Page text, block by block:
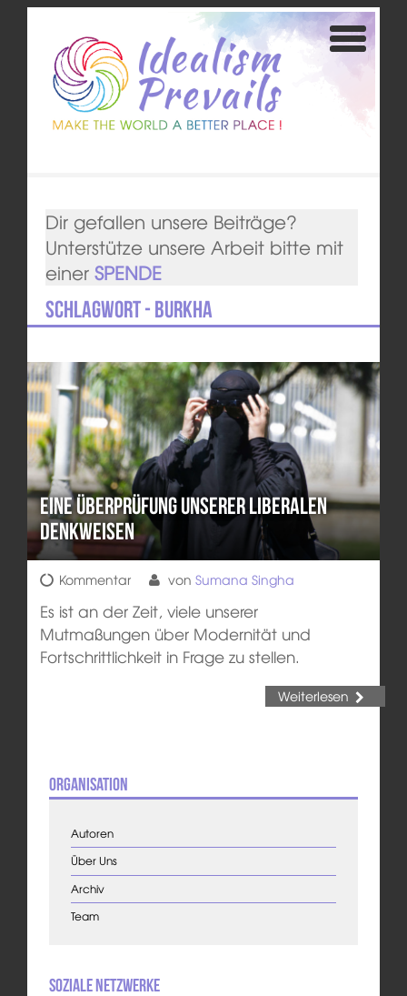
Dir gefallen unsere Beiträge?
Unterstütze unsere Arbeit bitte mit
einer SPENDE
Schlagwort - Burkha
Eine Überprüfung unserer liberalen
Denkweisen
Kommentar von Sumana Singha
Es ist an der Zeit, viele unserer
Mutmaßungen über Modernität und
Fortschrittlichkeit in Frage zu stellen.
Weiterlesen
Organisation
Autoren
Über Uns
Archiv
Team
Soziale Netzwerke